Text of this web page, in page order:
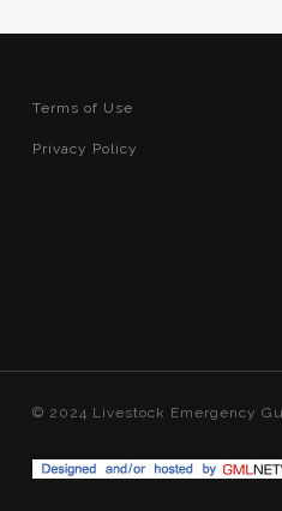
Terms of Use
Privacy Policy
© 2024 Livestock Emergency